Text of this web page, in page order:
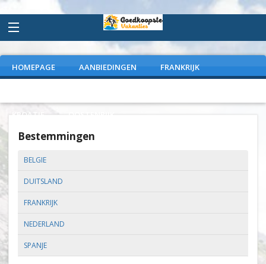
HOMEPAGE AANBIEDINGEN FRANKRIJK
KROATIE
Bestemmingen
BELGIE
DUITSLAND
FRANKRIJK
NEDERLAND
SPANJE